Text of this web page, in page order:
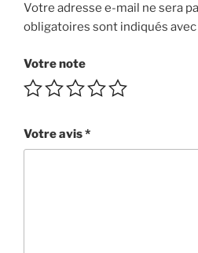
Votre adresse e-mail ne sera
obligatoires sont indiqués avec
Votre note
Votre avis*